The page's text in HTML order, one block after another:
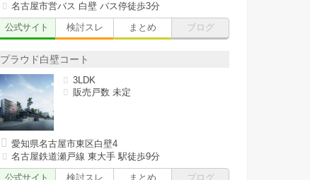
名古屋市営バス 白壁 バス停徒歩3分
公式サイト
検討スレ まとめ ブログ
プラウド白壁コート
3LDK
販売戸数 未定
愛知県名古屋市東区白壁4
名古屋鉄道瀬戸線 東大手 駅徒歩9分
公式サイト
検討スレ まとめ ブログ